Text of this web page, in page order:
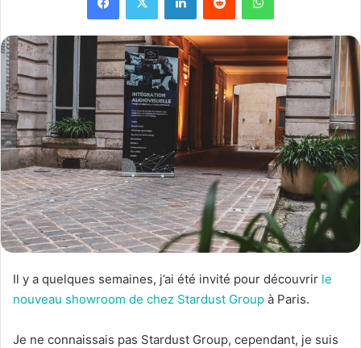
Il y a quelques semaines, j’ai été invité pour découvrir le
nouveau showroom de chez Stardust Group à Paris.
Je ne connaissais pas Stardust Group, cependant, je suis